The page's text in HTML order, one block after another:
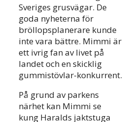
Sveriges grusvägar. De
goda nyheterna för
bröllopsplanerare kunde
inte vara bättre. Mimmi är
ett ivrig fan av livet på
landet och en skicklig
gummistövlar-konkurrent.
På grund av parkens
närhet kan Mimmi se
kung Haralds jaktstuga